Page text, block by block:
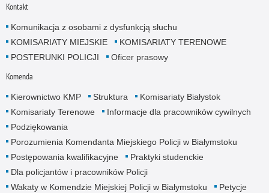
Kontakt
Komunikacja z osobami z dysfunkcją słuchu
KOMISARIATY MIEJSKIE
KOMISARIATY TERENOWE
POSTERUNKI POLICJI
Oficer prasowy
Komenda
Kierownictwo KMP Struktura
Komisariaty Białystok
Komisariaty Terenowe
Informacje dla pracowników cywilnych
Podziękowania
Porozumienia Komendanta Miejskiego Policji w Białymstoku
Postępowania kwalifikacyjne
Praktyki studenckie
Dla policjantów i pracowników Policji
Wakaty w Komendzie Miejskiej Policji w Białymstoku
Petycje